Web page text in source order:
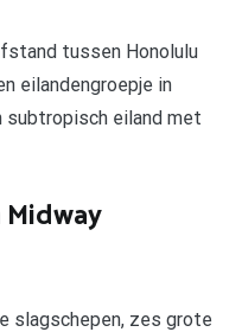
tussen Honolulu
eilandengroepje in
subtropisch eiland met
slagschepen, zes grote